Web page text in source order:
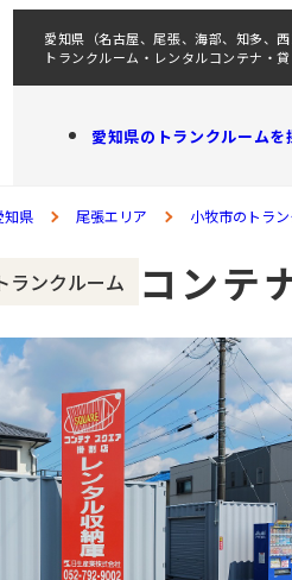
愛知県（名古屋、尾張、海部、知多、
トランクルーム・レンタルコンテナ・
愛知県のトランクルームを
知県 尾張エリア 小牧市のトラ
ランクルーム コンテ